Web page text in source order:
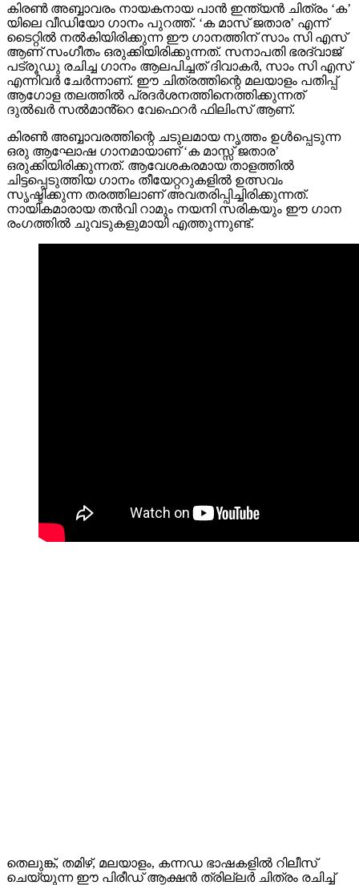
കിരൺ അബ്ബാവരം നായകനായ പാൻ ഇന്ത്യൻ ചിത്രം ‘ക’
യിലെ വീഡിയോ ഗാനം പുറത്ത്. ‘ക മാസ് ജതാര’ എന്ന്
ടൈറ്റിൽ നൽകിയിരിക്കുന്ന ഈ ഗാനത്തിന് സാം സി എസ്
ആണ് സംഗീതം ഒരുക്കിയിരിക്കുന്നത്. സനാപതി ഭരദ്വാജ്
പട്രൂഡു രചിച്ച ഗാനം ആലപിച്ചത് ദിവാകർ, സാം സി എസ്
എന്നിവർ ചേർന്നാണ്. ഈ ചിത്രത്തിന്റെ മലയാളം പതിപ്പ്
ആഗോള തലത്തിൽ പ്രദർശനത്തിനെത്തിക്കുന്നത്
ദുൽഖർ സൽമാൻ്റെ വേഫെറർ ഫിലിംസ് ആണ്.
കിരൺ അബ്ബാവരത്തിന്റെ ചടുലമായ നൃത്തം ഉൾപ്പെടുന്ന
ഒരു ആഘോഷ ഗാനമായാണ് ‘ക മാസ്സ് ജതാര’
ഒരുക്കിയിരിക്കുന്നത്. ആവേശകരമായ താളത്തിൽ
ചിട്ടപ്പെടുത്തിയ ഗാനം തീയേറ്ററുകളിൽ ഉത്സവം
സൃഷ്ടിക്കുന്ന തരത്തിലാണ് അവതരിപ്പിച്ചിരിക്കുന്നത്.
നായികമാരായ തൻവി റാമും നയനി സരികയും ഈ ഗാന
രംഗത്തിൽ ചുവടുകളുമായി എത്തുന്നുണ്ട്.
തെലുങ്ക്, തമിഴ്, മലയാളം, കന്നഡ ഭാഷകളിൽ റിലീസ്
ചെയ്യുന്ന ഈ പിരീഡ് ആക്ഷൻ ത്രില്ലർ ചിത്രം രചിച്ച്